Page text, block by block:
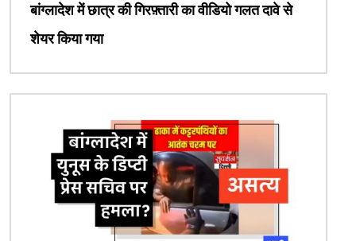
बांग्लादेश में छात्र की गिरफ़्तारी का वीडियो गलत दावे से
शेयर किया गया